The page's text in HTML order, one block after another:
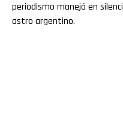
periodismo manejó en
astro argentino.